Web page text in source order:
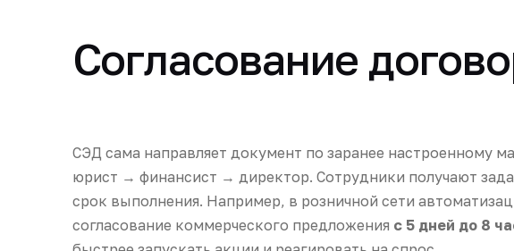
Согласование
СЭД сама направляет документ по заранее настроенному
юрист → финансист → директор. Сотрудники получают
срок выполнения. Например, в розничной сети
согласование коммерческого предложения с 5 дней до 8